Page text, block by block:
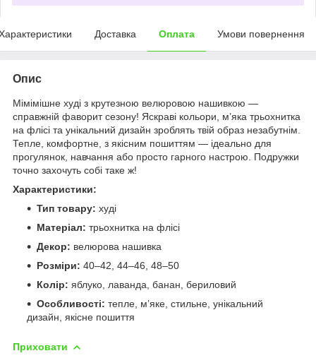
Доставка Оплата Умови повернення
Опис
Мімімішне худі з крутезною велюровою нашивкою —
справжній фаворит сезону! Яскраві кольори, м’яка трьохнитка
на флісі та унікальний дизайн зроблять твій образ незабутнім.
Тепле, комфортне, з якісним пошиттям — ідеально для
прогулянок, навчання або просто гарного настрою. Подружки
точно захочуть собі таке ж!
Характеристики:
Тип товару: худі
Матеріал: трьохнитка на флісі
Декор: велюрова нашивка
Розміри: 40–42, 44–46, 48–50
Колір: яблуко, лаванда, банан, бериловий
Особливості: тепле, м’яке, стильне, унікальний
дизайн, якісне пошиття
Приховати